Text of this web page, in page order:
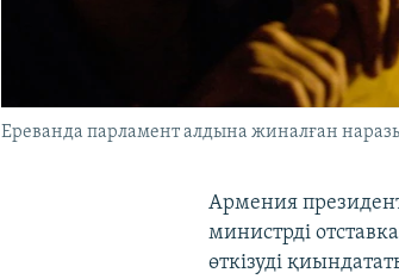
Ереванда парламент алдына жиналған
Армения
министрді
өткізуді